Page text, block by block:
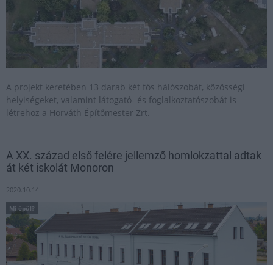
A projekt keretében 13 darab két fős hálószobát, közösségi
helyiségeket, valamint látogató- és foglalkoztatószobát is
létrehoz a Horváth Építőmester Zrt.
A XX. század első felére jellemző homlokzattal adtak
át két iskolát Monoron
2020.10.14
Mi épül?